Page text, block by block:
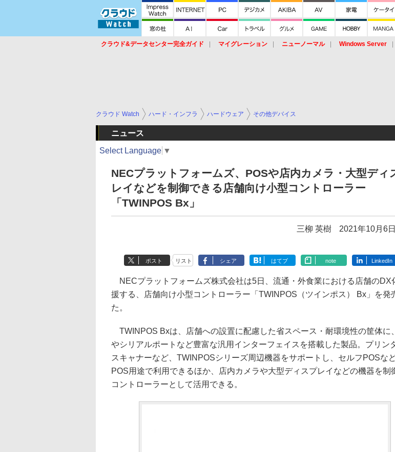
クラウド&データセンター完全ガイド マイグレーション ニューノーマル Windows Server
クラウド Watch ハード・インフラ ハードウェア その他デバイス
ニュース
Select Language ▼
NECプラットフォームズ、POSや店内カメラ・大型ディ
レイなどを制御できる店舗向け小型コントローラー
「TWINPOS Bx」
三柳 英樹 2021年10月6
ポスト リスト シェア はてブ note LinkedIn
NECプラットフォームズ株式会社は5日、流通・外食業における店舗のDX
援する、店舗向け小型コントローラー「TWINPOS（ツインポス） Bx」を発
た。
TWINPOS Bxは、店舗への設置に配慮した省スペース・耐環境性の筐体に
やシリアルポートなど豊富な汎用インターフェイスを搭載した製品。プリン
スキャナーなど、TWINPOSシリーズ周辺機器をサポートし、セルフPOSな
POS用途で利用できるほか、店内カメラや大型ディスプレイなどの機器を制
コントローラーとして活用できる。